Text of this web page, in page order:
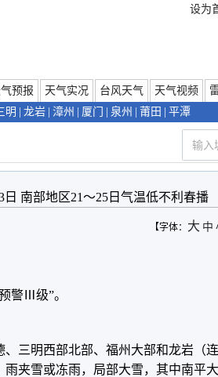
设为
预报 天气实况 台风天气 天气视频
明 龙岩 漳州 厦门 泉州 莆田 平潭
南部地区21～25日气温低不利春播
【字体： 大 中
警Ⅲ级”。
三明西部北部、福州大部和龙岩（连
夹雪或冻雨，局部大雪，其中南平大